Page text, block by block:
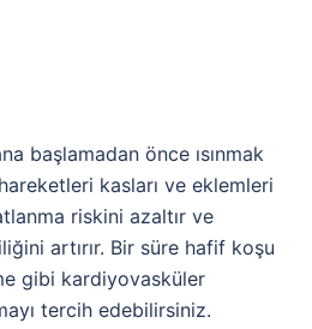
başlamadan önce ısınmak
kasları ve eklemleri
riskini azaltır ve
artırır. Bir süre hafif koşu
gibi kardiyovasküler
tercih edebilirsiniz.